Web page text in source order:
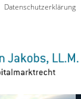
Datenschutzerklärung